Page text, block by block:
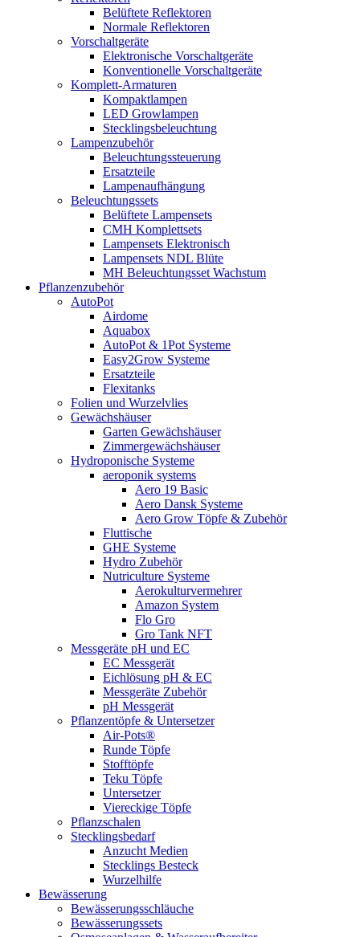
Belüftete Reflektoren
Normale Reflektoren
Vorschaltgeräte
Elektronische Vorschaltgeräte
Konventionelle Vorschaltgeräte
Komplett-Armaturen
Kompaktlampen
LED Growlampen
Stecklingsbeleuchtung
Lampenzubehör
Beleuchtungssteuerung
Ersatzteile
Lampenaufhängung
Beleuchtungssets
Belüftete Lampensets
CMH Komplettsets
Lampensets Elektronisch
Lampensets NDL Blüte
MH Beleuchtungsset Wachstum
Pflanzenzubehör
AutoPot
Airdome
Aquabox
AutoPot & 1Pot Systeme
Easy2Grow Systeme
Ersatzteile
Flexitanks
Folien und Wurzelvlies
Gewächshäuser
Garten Gewächshäuser
Zimmergewächshäuser
Hydroponische Systeme
aeroponik systems
Aero 19 Basic
Aero Dansk Systeme
Aero Grow Töpfe & Zubehör
Fluttische
GHE Systeme
Hydro Zubehör
Nutriculture Systeme
Aerokulturvermehrer
Amazon System
Flo Gro
Gro Tank NFT
Messgeräte pH und EC
EC Messgerät
Eichlösung pH & EC
Messgeräte Zubehör
pH Messgerät
Pflanzentöpfe & Untersetzer
Air-Pots®
Runde Töpfe
Stofftöpfe
Teku Töpfe
Untersetzer
Viereckige Töpfe
Pflanzschalen
Stecklingsbedarf
Anzucht Medien
Stecklings Besteck
Wurzelhilfe
Bewässerung
Bewässerungsschläuche
Bewässerungssets